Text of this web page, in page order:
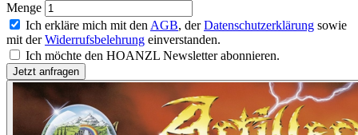
Menge
Ich erkläre mich mit den AGB, derDatenschutzerklärung sowie
mit derWiderrufsbelehrung einverstanden.
Ich möchte den HOANZL Newsletter abonnieren.